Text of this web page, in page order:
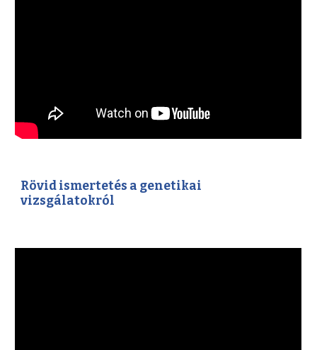
Rövid ismertetés a genetikai
vizsgálatokról